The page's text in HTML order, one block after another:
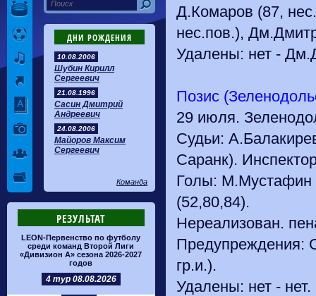
ДНИ РОЖДЕНИЯ
10.08.2006
Шубин Кирилл
Сергеевич
21.08.1996
Сасин Дмитрий
Андреевич
24.08.2006
Майоров Максим
Сергеевич
Команда
РЕЗУЛЬТАТ
LEON-Первенство по футболу
среди команд Второй Лиги
«Дивизион А» сезона 2026-2027
годов
4 тур 08.08.2026
Д.Комаров (87,
нес.пов.),
Удалены: нет -
Позис
29 июля.
Судьи:
Саранк).
Голы: М.Мустафин
(52,80,84).
Нереализован.
Предупреждения:
гр.и.).
Удалены: нет - нет.